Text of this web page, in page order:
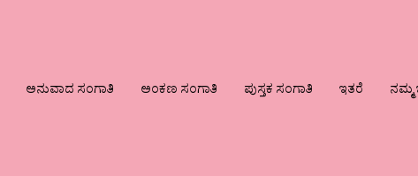
ಅನುವಾದ ಸಂಗಾತಿ ಅಂಕಣ ಸಂಗಾತಿ ಪುಸ್ತಕ ಸಂಗಾತಿ ಇತರೆ ನಮ್ಮ